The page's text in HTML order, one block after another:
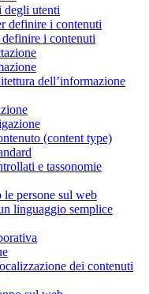
degli utenti
definire i contenuti
i contenuti
dell’informazione
(content type)
e tassonomie
persone sul web
linguaggio semplice
dei contenuti